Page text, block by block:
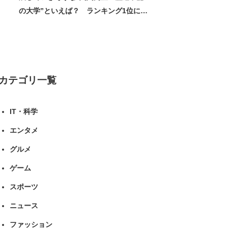
の大学”といえば？ ランキング1位に学
カテゴリ一覧
IT・科学
エンタメ
グルメ
ゲーム
スポーツ
ニュース
ファッション